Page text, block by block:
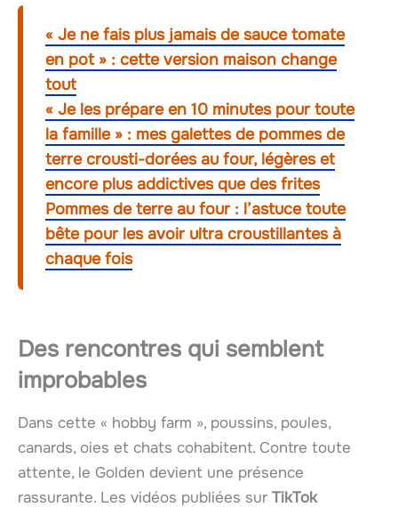
« Je ne fais plus jamais de sauce tomate
en pot » : cette version maison change
tout
« Je les prépare en 10 minutes pour toute
la famille » : mes galettes de pommes de
terre crousti-dorées au four, légères et
encore plus addictives que des frites
Pommes de terre au four : l’astuce toute
bête pour les avoir ultra croustillantes à
chaque fois
Des rencontres qui semblent
improbables
Dans cette « hobby farm », poussins, poules,
canards, oies et chats cohabitent. Contre toute
attente, le Golden devient une présence
rassurante. Les vidéos publiées sur TikTok